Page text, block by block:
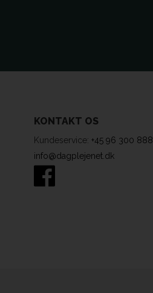
KONTAKT OS
Kundeservice: +45 96 300 888
info@dagplejenet.dk